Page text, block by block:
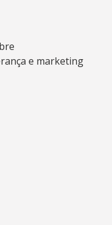
e marketing